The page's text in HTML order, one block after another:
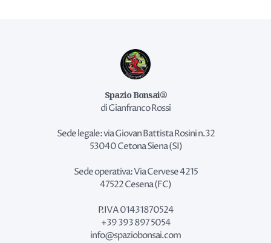
Spazio Bonsai®
di Gianfranco Rossi
Sede legale: via Giovan Battista Rosini n.32
53040 Cetona Siena (SI)
Sede operativa: Via Cervese 4215
47522 Cesena (FC)
P.IVA 01431870524
+39 393 897 5054
info@spaziobonsai.com